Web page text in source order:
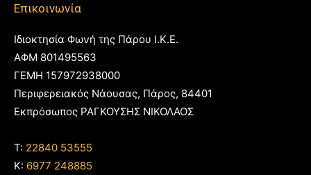
Επικοινωνία
Ιδιοκτησία Φωνή της Πάρου Ι.Κ.Ε.
ΑΦΜ 801495563
ΓΕΜΗ 157972938000
Περιφερειακός Νάουσας, Πάρος, 84401
Εκπρόσωπος ΡΑΓΚΟΥΣΗΣ ΝΙΚΟΛΑΟΣ
T: 22840 53555
Κ: 6977 248885